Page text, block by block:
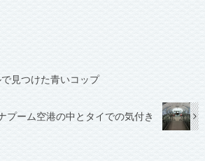
見つけた青いコップ
プーム空港の中とタイでの気付き